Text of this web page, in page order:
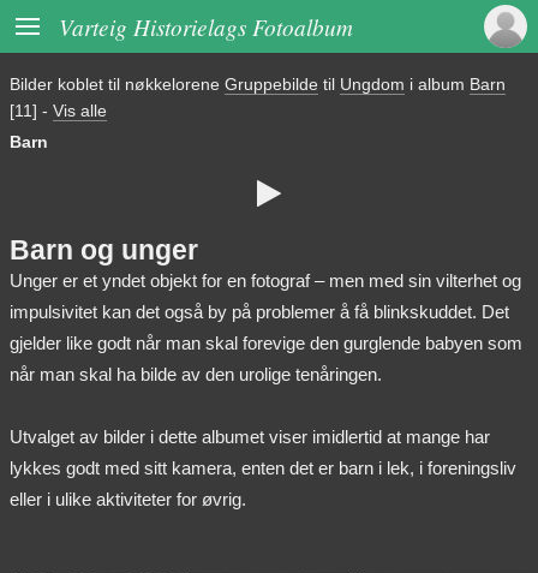
 Varteig Historielags Fotoalbum
Bilder koblet til nøkkelorene Gruppebilde til Ungdom i album Barn
[11] - Vis alle
Barn

Barn og unger
Unger er et yndet objekt for en fotograf – men med sin vilterhet og
impulsivitet kan det også by på problemer å få blinkskuddet. Det
gjelder like godt når man skal forevige den gurglende babyen som
når man skal ha bilde av den urolige tenåringen.
Utvalget av bilder i dette albumet viser imidlertid at mange har
lykkes godt med sitt kamera, enten det er barn i lek, i foreningsliv
eller i ulike aktiviteter for øvrig.